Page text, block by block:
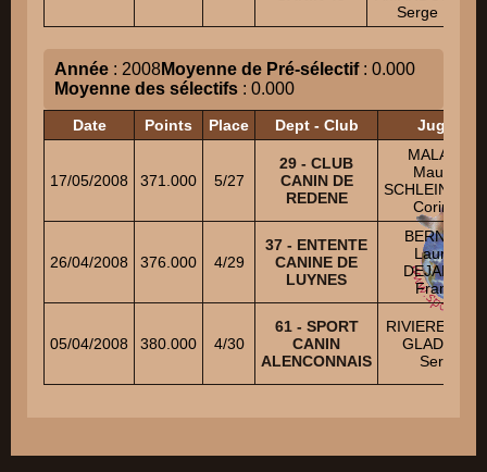
Serge
Année : 2008Moyenne de Pré-sélectif: 0.000
Moyenne des sélectifs : 0.000
Date Points Place Dept - Club Juges
17/05/2008 371.000 5/27
29 - CLUB
CANIN DE
REDENE
MALAISE
Maurice
Corinne
26/04/2008 376.000 4/29
37 - ENTENTE
CANINE DE
LUYNES
BERNARD
Laurent
DEJARDIN
Francis
05/04/2008 380.000 4/30
61 - SPORT
CANIN
ALENCONNAIS
RIVIERE
GLADIEUX
Serge